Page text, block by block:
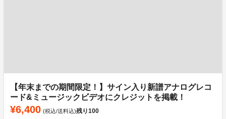
【年末までの期間限定！】サイン入り新譜アナログレコ
ード&ミュージックビデオにクレジットを掲載！
¥6,400 (税込/送料込)残り100